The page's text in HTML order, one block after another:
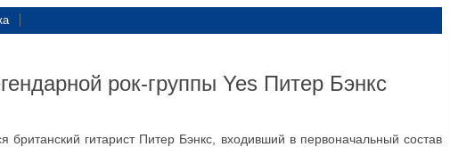
рок-группы Yes Питер Бэнкс
британский гитарист Питер Бэнкс, входивший в первоначальный состав